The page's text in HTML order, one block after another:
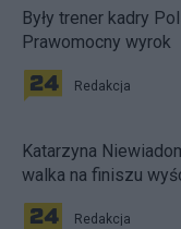
Były trener kadry
Prawomocny wyrok
Redakcja
Katarzyna
walka na finiszu
Redakcja